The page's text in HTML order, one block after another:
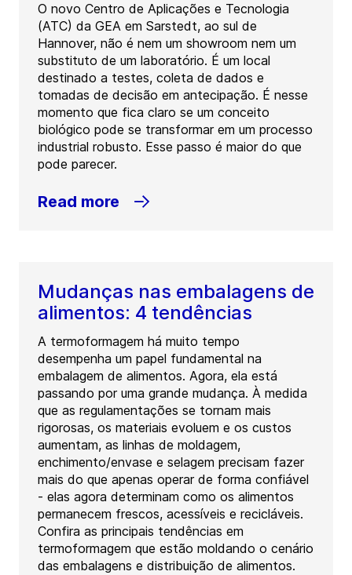
O novo Centro de Aplicações e Tecnologia
(ATC) da GEA em Sarstedt, ao sul de
Hannover, não é nem um showroom nem um
substituto de um laboratório. É um local
destinado a testes, coleta de dados e
tomadas de decisão em antecipação. É nesse
momento que fica claro se um conceito
biológico pode se transformar em um processo
industrial robusto. Esse passo é maior do que
pode parecer.
Read more
Mudanças nas embalagens de
alimentos: 4 tendências
A termoformagem há muito tempo
desempenha um papel fundamental na
embalagem de alimentos. Agora, ela está
passando por uma grande mudança. À medida
que as regulamentações se tornam mais
rigorosas, os materiais evoluem e os custos
aumentam, as linhas de moldagem,
enchimento/envase e selagem precisam fazer
mais do que apenas operar de forma confiável
- elas agora determinam como os alimentos
permanecem frescos, acessíveis e recicláveis.
Confira as principais tendências em
termoformagem que estão moldando o cenário
das embalagens e distribuição de alimentos.